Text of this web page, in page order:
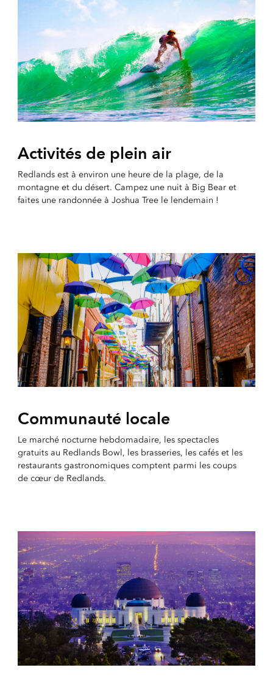
Activités de plein air
Redlands est à environ une heure de la plage, de la
montagne et du désert. Campez une nuit à Big Bear et
faites une randonnée à Joshua Tree le lendemain !
Communauté locale
Le marché nocturne hebdomadaire, les spectacles
gratuits au Redlands Bowl, les brasseries, les cafés et les
restaurants gastronomiques comptent parmi les coups
de cœur de Redlands.